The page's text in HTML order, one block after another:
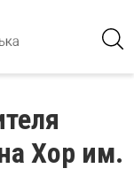
Хор им.